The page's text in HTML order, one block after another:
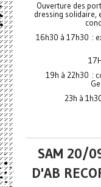
Ouverture des
dressing solidaire,
16h30 à 17h30 :
19h à 22h30 :
23h à
SAM 20/
D'AB